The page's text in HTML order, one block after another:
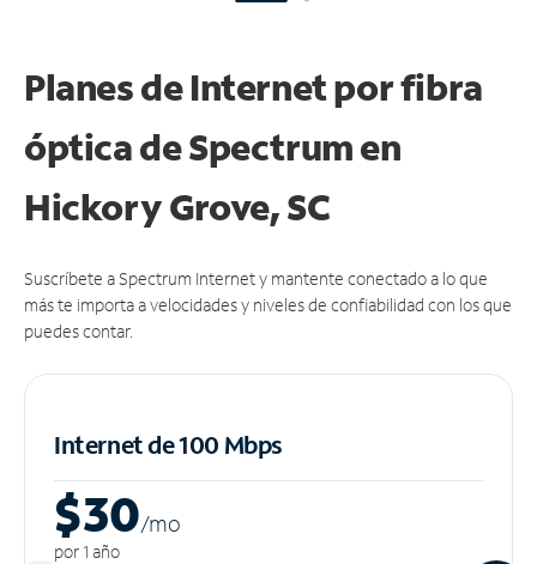
Planes de Internet por fibra
óptica de Spectrum en
Hickory Grove, SC
Suscríbete a Spectrum Internet y mantente conectado a lo que
más te importa a velocidades y niveles de confiabilidad con los que
puedes contar.
Internet de 100 Mbps
$30/mo
por 1 año